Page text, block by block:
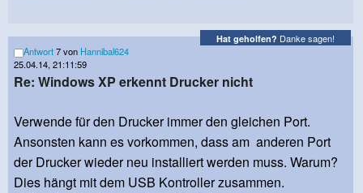
Hat geholfen? Danke sagen!
Antwort7 von Hannibal624
25.04.14, 21:11:59
Re: Windows XP erkennt Drucker nicht
Verwende für den Drucker immer den gleichen Port.
Ansonsten kann es vorkommen, dass am anderen Port
der Drucker wieder neu installiert werden muss. Warum?
Dies hängt mit dem USB Kontroller zusammen.